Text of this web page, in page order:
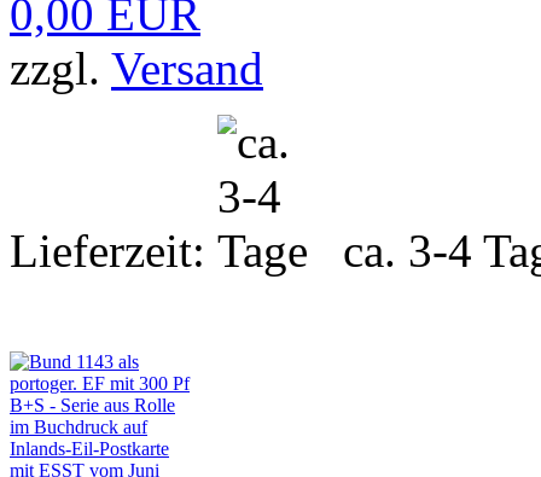
0,00 EUR
zzgl. Versand
Lieferzeit: ca. 3-4